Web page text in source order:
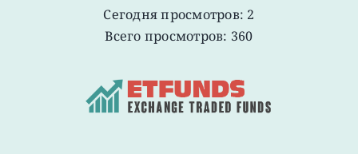
Сегодня просмотров: 2
Всего просмотров: 360